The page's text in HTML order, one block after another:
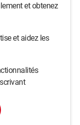
et obtenez
et aidez les